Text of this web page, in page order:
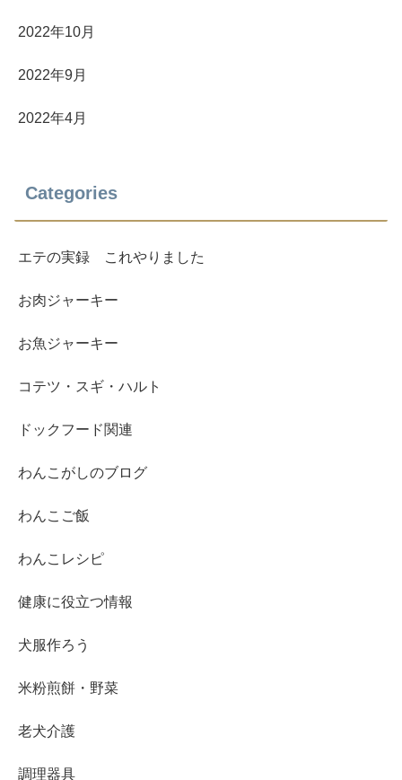
2022年10月
2022年9月
2022年4月
Categories
エテの実録 これやりました
お肉ジャーキー
お魚ジャーキー
コテツ・スギ・ハルト
ドックフード関連
わんこがしのブログ
わんこご飯
わんこレシピ
健康に役立つ情報
犬服作ろう
米粉煎餅・野菜
老犬介護
調理器具